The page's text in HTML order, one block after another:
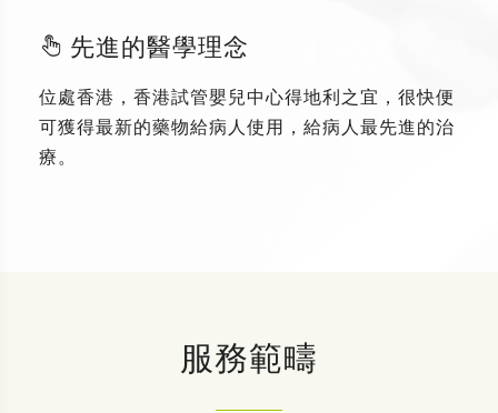
先進的醫學理念
位處香港，香港試管嬰兒中心得地利之宜，很快便
可獲得最新的藥物給病人使用，給病人最先進的治
療。
服務範疇